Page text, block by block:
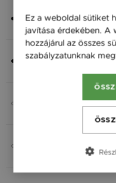
Ezüst 925, M - kb 18 cm
8 800 Ft
Fonal
Opcionális
Opcionális
Ez a weboldal sütiket
javítása érdekében. A
hozzájárul az összes
szabályzatunknak